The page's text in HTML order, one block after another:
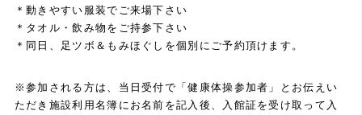
＊動きやすい服装でご来場下さい
＊タオル・飲み物をご持参下さい
＊同日、足ツボ＆もみほぐしを個別にご予約頂けます。
※参加される方は、当日受付で「健康体操参加者」とお伝えい
ただき施設利用名簿にお名前を記入後、入館証を受け取って入